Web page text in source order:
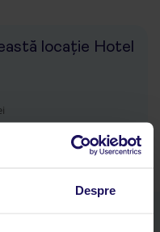
Despre
locație Hotel